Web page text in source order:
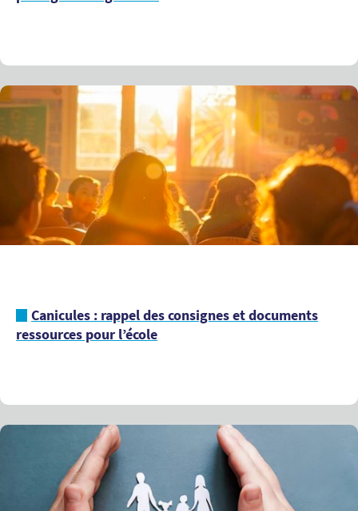
Canicules : rappel des consignes et documents
ressources pour l’école